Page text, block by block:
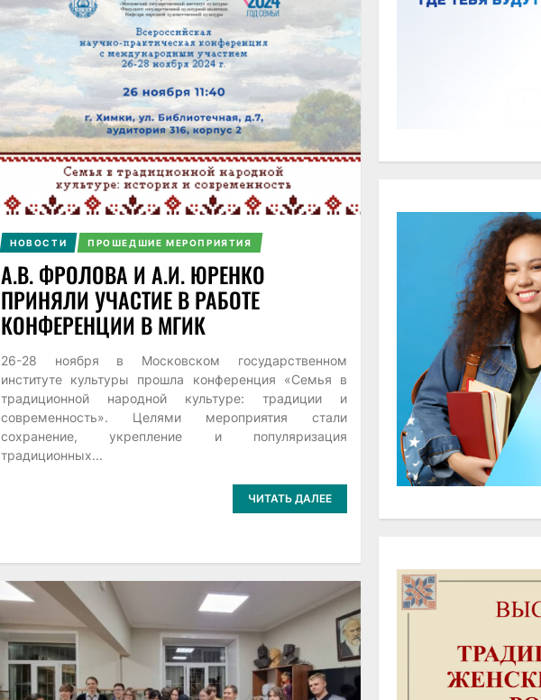
НОВОСТИ ПРОШЕДШИЕ МЕРОПРИЯТИЯ
А.В. ФРОЛОВА И А.И. ЮРЕНКО
ПРИНЯЛИ УЧАСТИЕ В РАБОТЕ
КОНФЕРЕНЦИИ В МГИК
26-28 ноября в Московском государственном
институте культуры прошла конференция «Семья в
традиционной народной культуре: традиции и
современность». Целями мероприятия стали
сохранение, укрепление и популяризация
традиционных...
ЧИТАТЬ ДАЛЕЕ